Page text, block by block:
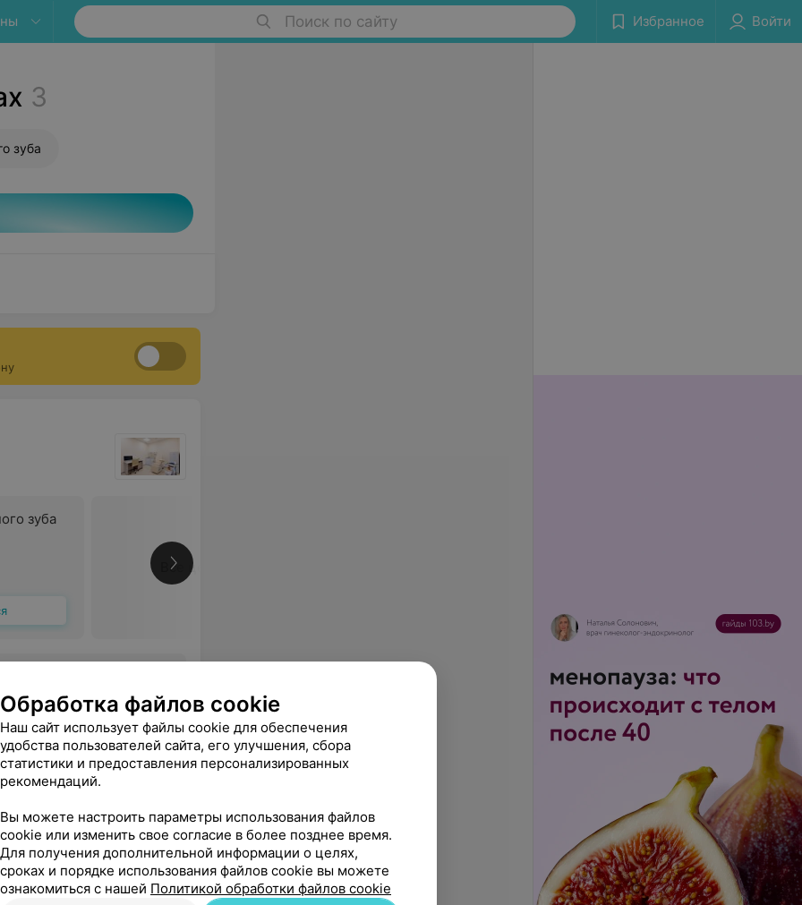
Поиск по сайту Избранное Войти
3
зуба
зуба
Все цены
важное - без плохих последствий. Идеально проделанная работа. Спасибо!) Еще
Отзывы 363
Все цены
Обработка файлов cookie
Наш сайт использует файлы cookie для обеспечения
удобства пользователей сайта, его улучшения, сбора
статистики и предоставления персонализированных
рекомендаций.
Вы можете настроить параметры использования файлов
cookie или изменить свое согласие в более позднее время.
Для получения дополнительной информации о целях,
сроках и порядке использования файлов cookie вы можете
ознакомиться с нашей Политикой обработки файлов cookie